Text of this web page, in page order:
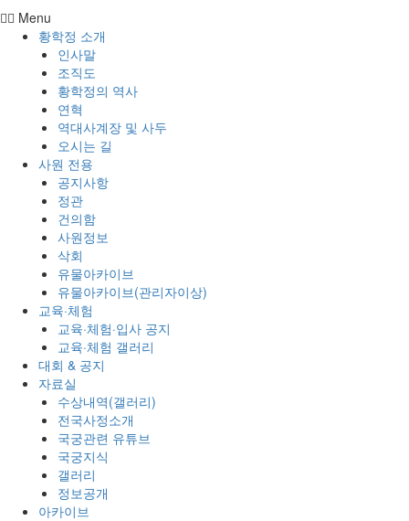
Menu
황학정 소개
인사말
조직도
황학정의 역사
연혁
역대사계장 및 사두
오시는 길
사원 전용
공지사항
정관
건의함
사원정보
삭회
유물아카이브
유물아카이브(관리자이상)
교육·체험
교육·체험·입사 공지
교육·체험 갤러리
대회 & 공지
자료실
수상내역(갤러리)
전국사정소개
국궁관련 유튜브
국궁지식
갤러리
정보공개
아카이브